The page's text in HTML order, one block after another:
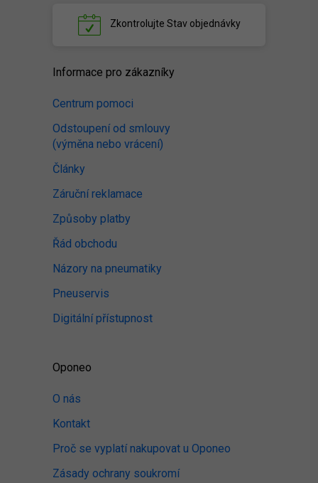
Zkontrolujte Stav objednávky
Informace pro zákazníky
Centrum pomoci
Odstoupení od smlouvy
(výměna nebo vrácení)
Články
Záruční reklamace
Způsoby platby
Řád obchodu
Názory na pneumatiky
Pneuservis
Digitální přístupnost
Oponeo
O nás
Kontakt
Proč se vyplatí nakupovat u Oponeo
Zásady ochrany soukromí